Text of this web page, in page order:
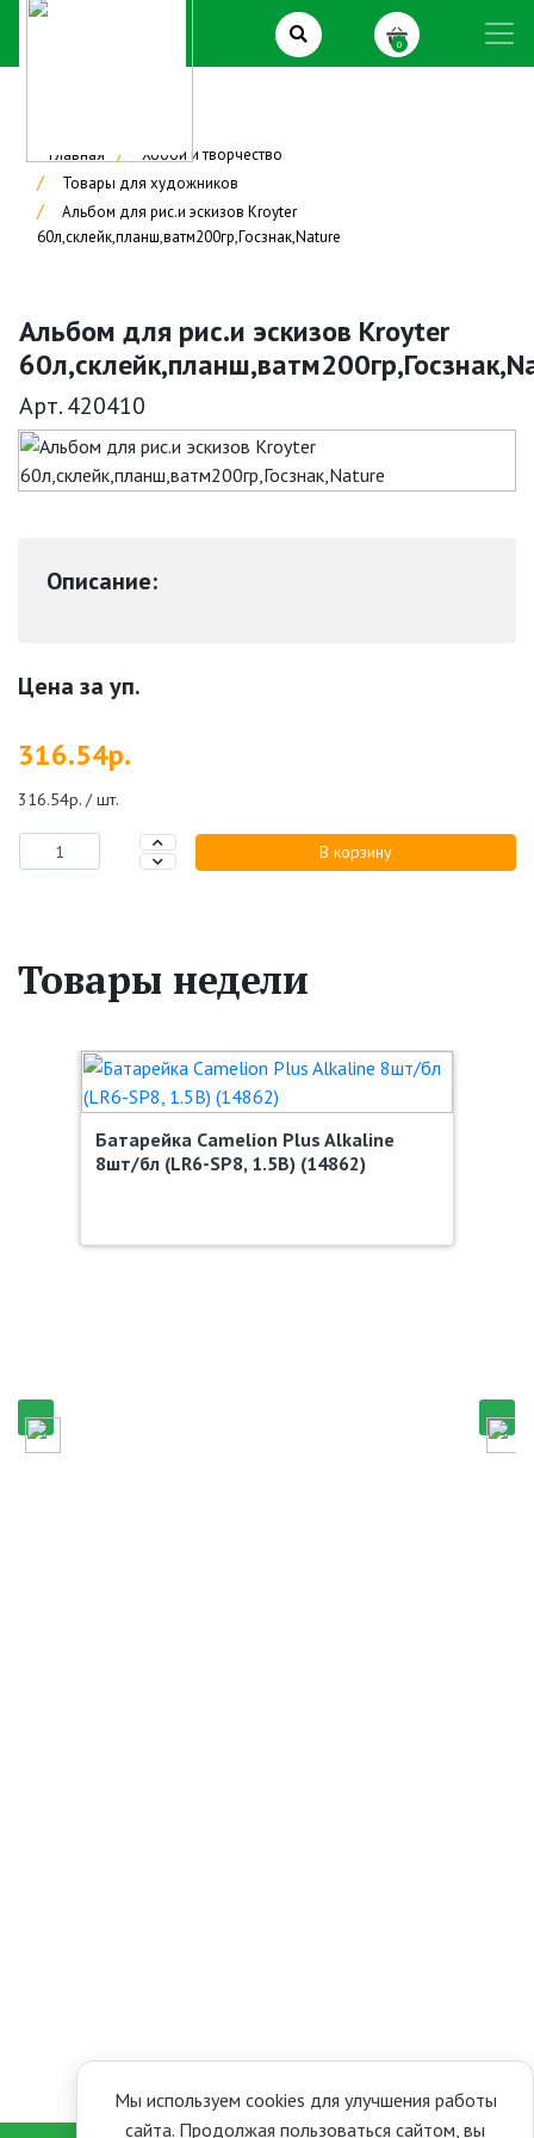
Мы используем cookies для улучшения работы
сайта. Продолжая пользоваться сайтом, вы
0
Главная
Хобби и творчество
Товары для художников
Альбом для рис.и эскизов Kroyter
60л,склейк,планш,ватм200гр,Госзнак,Nature
Альбом для рис.и эскизов Kroyter
Арт. 420410
Описание:
Цена за уп.
316.54р.
316.54р. / шт.
В корзину
Товары недели
Батарейка Camelion Plus Alkaline
8шт/бл (LR6-SP8, 1.5В) (14862)